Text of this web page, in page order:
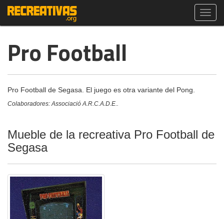
Pro Football
Pro Football de Segasa. El juego es otra variante del Pong.
Colaboradores: Associació A.R.C.A.D.E..
Mueble de la recreativa Pro Football de
Segasa